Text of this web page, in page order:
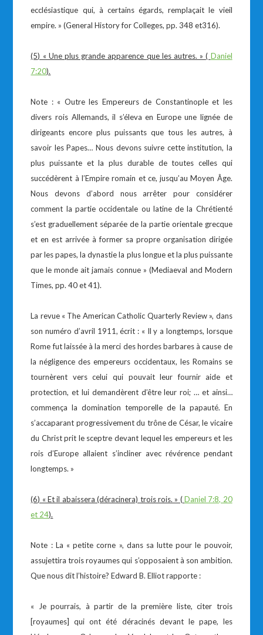
ecclésiastique qui, à certains égards, remplaçait le vieil
empire. » (General History for Colleges, pp. 348 et316).
(5) « Une plus grande apparence que les autres. » ( Daniel
7:20).
Note : « Outre les Empereurs de Constantinople et les
divers rois Allemands, il s’éleva en Europe une lignée de
dirigeants encore plus puissants que tous les autres, à
savoir les Papes… Nous devons suivre cette institution, la
plus puissante et la plus durable de toutes celles qui
succédèrent à l’Empire romain et ce, jusqu’au Moyen Âge.
Nous devons d’abord nous arrêter pour considérer
comment la partie occidentale ou latine de la Chrétienté
s’est graduellement séparée de la partie orientale grecque
et en est arrivée à former sa propre organisation dirigée
par les papes, la dynastie la plus longue et la plus puissante
que le monde ait jamais connue » (Mediaeval and Modern
Times, pp. 40 et 41).
La revue « The American Catholic Quarterly Review », dans
son numéro d’avril 1911, écrit : « Il y a longtemps, lorsque
Rome fut laissée à la merci des hordes barbares à cause de
la négligence des empereurs occidentaux, les Romains se
tournèrent vers celui qui pouvait leur fournir aide et
protection, et lui demandèrent d’être leur roi; … et ainsi…
commença la domination temporelle de la papauté. En
s’accaparant progressivement du trône de César, le vicaire
du Christ prit le sceptre devant lequel les empereurs et les
rois d’Europe allaient s’incliner avec révérence pendant
longtemps. »
(6) « Et il abaissera (déracinera) trois rois. » (Daniel 7:8, 20
et 24).
Note : La « petite corne », dans sa lutte pour le pouvoir,
assujettira trois royaumes qui s’opposaient à son ambition.
Que nous dit l’histoire? Edward B. Elliot rapporte :
« Je pourrais, à partir de la première liste, citer trois
[royaumes] qui ont été déracinés devant le pape, les